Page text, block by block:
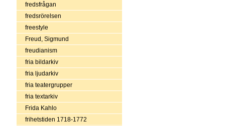
fredsfrågan
fredsrörelsen
freestyle
Freud, Sigmund
freudianism
fria bildarkiv
fria ljudarkiv
fria teatergrupper
fria textarkiv
Frida Kahlo
frihetstiden 1718-1772